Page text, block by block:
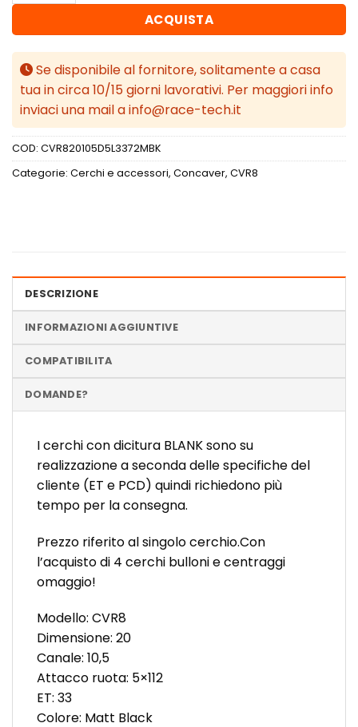
ACQUISTA
Se disponibile al fornitore, solitamente a casa
tua in circa 10/15 giorni lavorativi. Per maggiori info
inviaci una mail a info@race-tech.it
COD: CVR820105D5L3372MBK
Categorie: Cerchi e accessori, Concaver, CVR8
DESCRIZIONE
INFORMAZIONI AGGIUNTIVE
COMPATIBILITA
DOMANDE?
I cerchi con dicitura BLANK sono su
realizzazione a seconda delle specifiche del
cliente (ET e PCD) quindi richiedono più
tempo per la consegna.
Prezzo riferito al singolo cerchio.Con
l’acquisto di 4 cerchi bulloni e centraggi
omaggio!
Modello: CVR8
Dimensione: 20
Canale: 10,5
Attacco ruota: 5×112
ET: 33
Colore: Matt Black